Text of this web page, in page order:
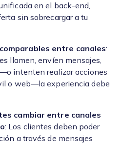
en el back-end,
sin sobrecargar a tu
entre canales:
llamen, envíen mensajes,
intenten realizar acciones
o web—la experiencia debe
cambiar entre canales
: Los clientes deben poder
a través de mensajes